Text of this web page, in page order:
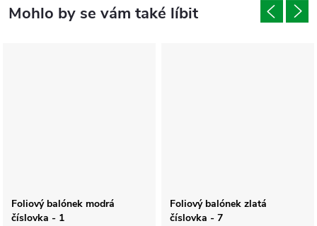
Foliový balónek modrá
číslovka - 1
Foliový balónek zlatá
číslovka - 7